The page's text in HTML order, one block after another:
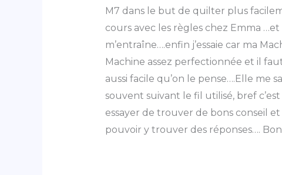
M7 dans le but de quilter plus
cours avec les règles chez Emma
m’entraîne….enfin j’essaie car ma
Machine assez perfectionnée et il
aussi facile qu’on le pense….Elle me
souvent suivant le fil utilisé, bref
essayer de trouver de bons conseil
pouvoir y trouver des réponses….